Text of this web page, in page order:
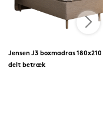
Jensen J3 boxmadras
delt betræk